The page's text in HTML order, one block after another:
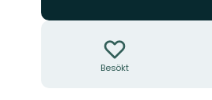
Besökt